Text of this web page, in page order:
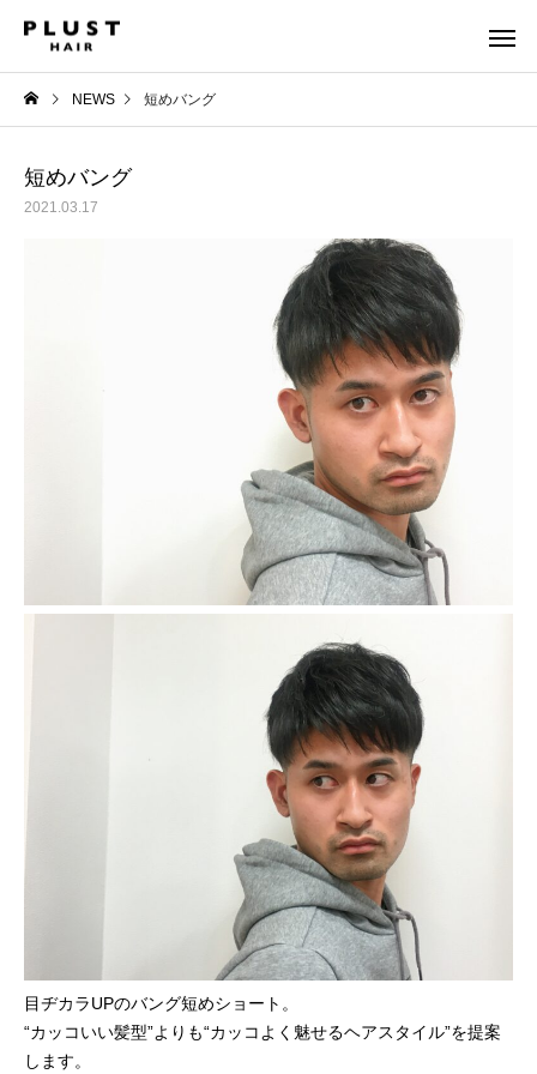
NEWS 短めバング
短めバング
2021.03.17
目ヂカラUPのバング短めショート。
“カッコいい髪型”よりも“カッコよく魅せるヘアスタイル”を提案
します。